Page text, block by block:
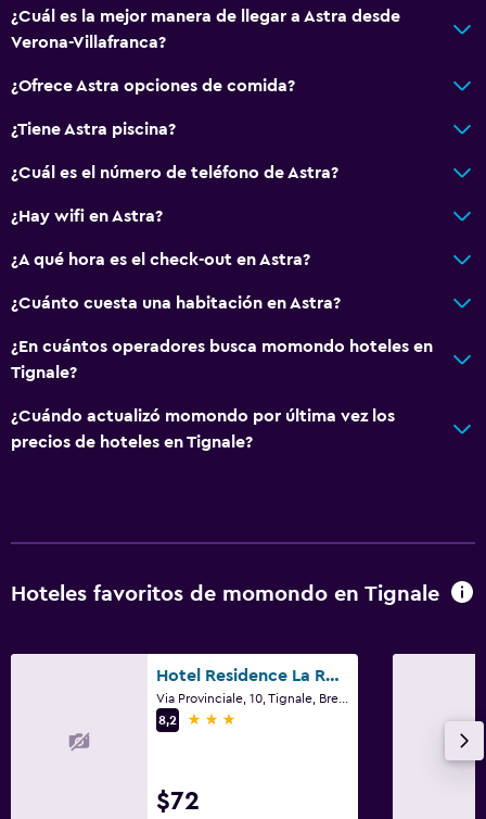
Para no fumadores
Lavabo bajo
Inodoro con barras de apoyo
Baño
Bidé
Secador de pelo
Aseo
Papel higiénico
Cepillo de dientes
General
Habitaciones familiares
Sofá
Piso de mosaico/mármol
Espacio de almacenamiento
¿Cuál es la mejor manera de llegar a Astra desde
Verona-Villafranca?
¿Ofrece Astra opciones de comida?
¿Tiene Astra piscina?
¿Cuál es el número de teléfono de Astra?
¿Hay wifi en Astra?
¿A qué hora es el check-out en Astra?
¿Cuánto cuesta una habitación en Astra?
¿En cuántos operadores busca momondo hoteles en
Tignale?
¿Cuándo actualizó momondo por última vez los
precios de hoteles en Tignale?
Hoteles favoritos de momondo en Tignale
Hotel Residence La Rotonda
8,2
3 estrellas
$72